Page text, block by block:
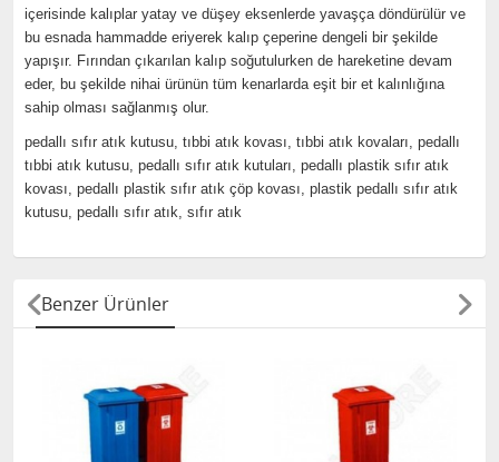
içerisinde kalıplar yatay ve düşey eksenlerde yavaşça döndürülür ve
bu esnada hammadde eriyerek kalıp çeperine dengeli bir şekilde
yapışır. Fırından çıkarılan kalıp soğutulurken de hareketine devam
eder, bu şekilde nihai ürünün tüm kenarlarda eşit bir et kalınlığına
sahip olması sağlanmış olur.
pedallı sıfır atık kutusu, tıbbi atık kovası, tıbbi atık kovaları, pedallı
tıbbi atık kutusu, pedallı sıfır atık kutuları, pedallı plastik sıfır atık
kovası, pedallı plastik sıfır atık çöp kovası, plastik pedallı sıfır atık
kutusu, pedallı sıfır atık, sıfır atık
Benzer Ürünler